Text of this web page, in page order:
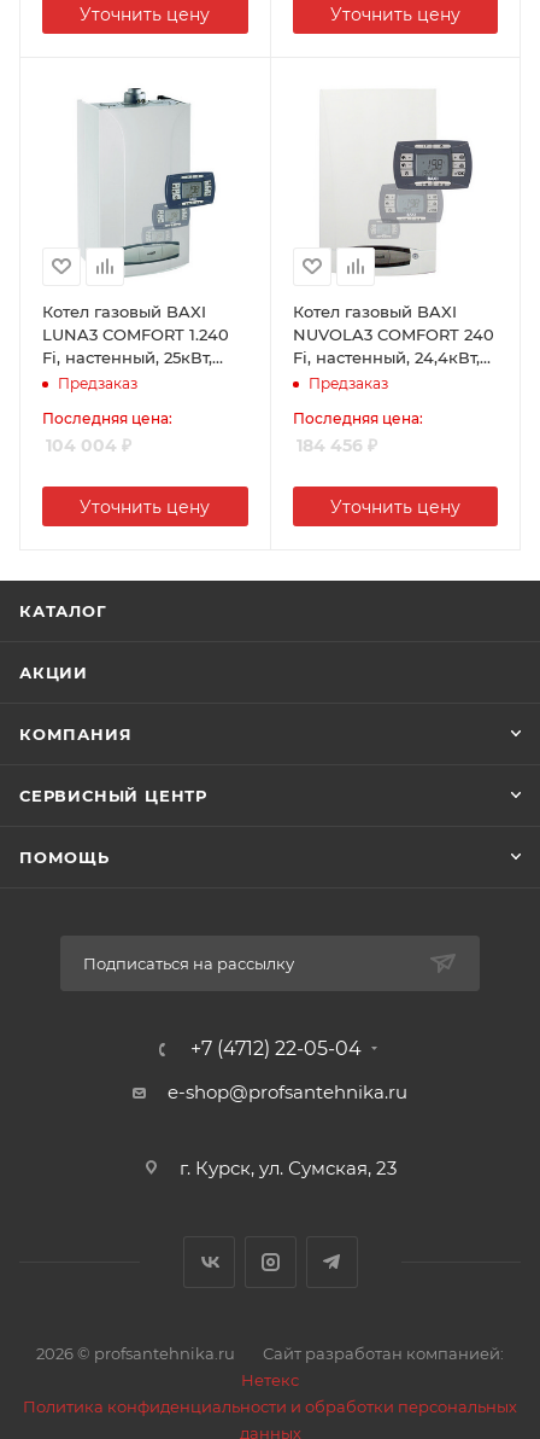
Уточнить цену Уточнить цену
Котел газовый BAXI
LUNA3 COMFORT 1.240
Fi, настенный, 25кВт,
одноконтурный,
Предзаказ
Последняя цена:
104 004 ₽
Уточнить цену
Котел газовый BAXI
NUVOLA3 COMFORT 240
Fi, настенный, 24,4кВт,
двухконтурный,
Предзаказ
Последняя цена:
184 456 ₽
Уточнить цену
КАТАЛОГ
АКЦИИ
КОМПАНИЯ
СЕРВИСНЫЙ ЦЕНТР
ПОМОЩЬ
Подписаться на рассылку
+7 (4712) 22-05-04
e-shop@profsantehnika.ru
г. Курск, ул. Сумская, 23
2026 © profsantehnika.ru
Сайт разработан компанией:
Нетекс
Политика конфиденциальности и обработки персональных
данных